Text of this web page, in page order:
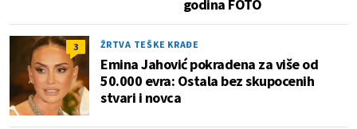
godina FOTO
3 ŽRTVA TEŠKE KRAĐE
Emina Jahović pokradena za više od
50.000 evra: Ostala bez skupocenih
stvari i novca